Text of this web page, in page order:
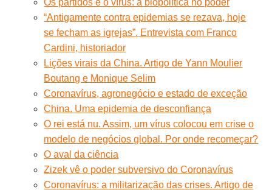
“Antigamente contra epidemias se rezava, hoje
se fecham as igrejas”. Entrevista com Franco
Cardini, historiador
Lições virais da China. Artigo de Yann Moulier
Boutang e Monique Selim
Coronavírus, agronegócio e estado de exceção
China. Uma epidemia de desconfiança
O rei está nu. Assim, um vírus colocou em crise o
modelo de negócios global. Por onde recomeçar?
O aval da ciência
Zizek vê o poder subversivo do Coronavírus
Coronavírus: a militarização das crises. Artigo de